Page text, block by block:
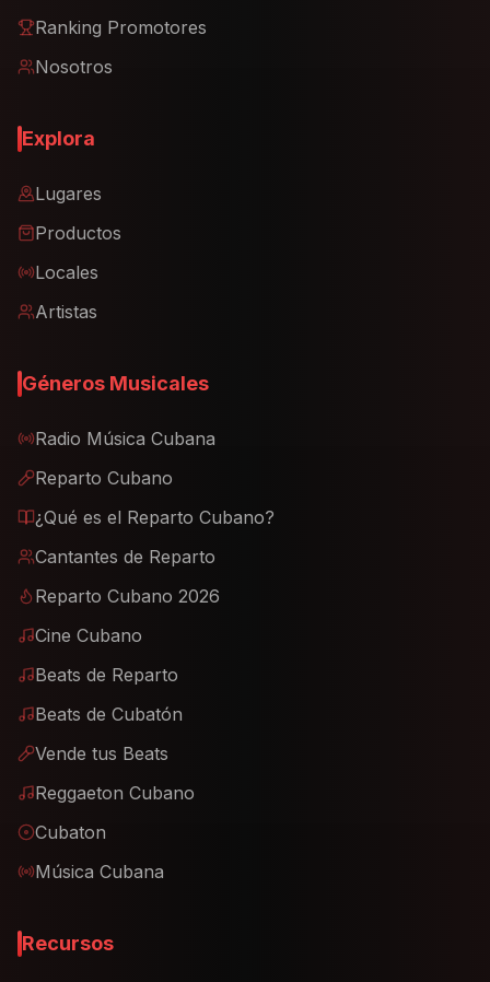
Ranking Promotores
Nosotros
Explora
Lugares
Productos
Locales
Artistas
Géneros Musicales
Radio Música Cubana
Reparto Cubano
¿Qué es el Reparto Cubano?
Cantantes de Reparto
Reparto Cubano 2026
Cine Cubano
Beats de Reparto
Beats de Cubatón
Vende tus Beats
Reggaeton Cubano
Cubaton
Música Cubana
Recursos